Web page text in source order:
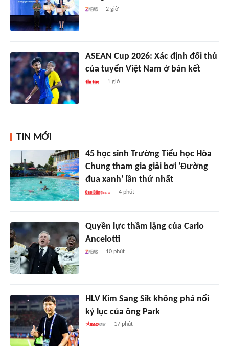
2 giờ
ASEAN Cup 2026: Xác định đối thủ
của tuyển Việt Nam ở bán kết
1 giờ
TIN MỚI
45 học sinh Trường Tiểu học Hòa
Chung tham gia giải bơi 'Đường
đua xanh' lần thứ nhất
4 phút
Quyền lực thầm lặng của Carlo
Ancelotti
10 phút
HLV Kim Sang Sik không phá nổi
kỷ lục của ông Park
17 phút